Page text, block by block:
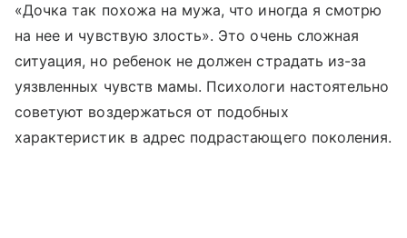
«Дочка так похожа на мужа, что иногда я смотрю
на нее и чувствую злость». Это очень сложная
ситуация, но ребенок не должен страдать из-за
уязвленных чувств мамы. Психологи настоятельно
советуют воздержаться от подобных
характеристик в адрес подрастающего поколения.